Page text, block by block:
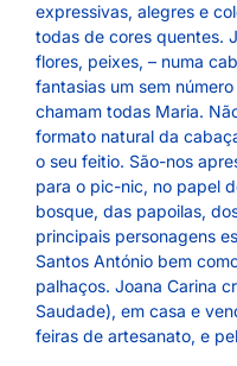
expressivas, alegres e
todas de cores quentes.
flores, peixes, – numa
fantasias um sem
chamam todas Maria.
formato natural da
o seu feitio. São-nos
para o pic-nic, no papel
bosque, das papoilas,
principais personagens
Santos António bem
palhaços. Joana Carina
Saudade), em casa e
feiras de artesanato, e